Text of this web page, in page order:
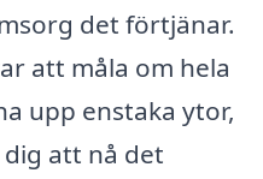
det förtjänar.
att måla om hela
upp enstaka ytor,
att nå det